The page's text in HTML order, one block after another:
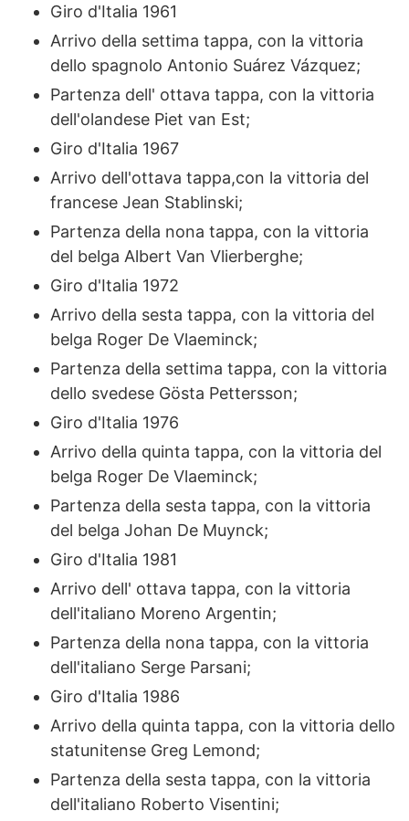
Giro d'Italia 1961
Arrivo della settima tappa, con la vittoria
dello spagnolo Antonio Suárez Vázquez;
Partenza dell' ottava tappa, con la vittoria
dell'olandese Piet van Est;
Giro d'Italia 1967
Arrivo dell'ottava tappa,con la vittoria del
francese Jean Stablinski;
Partenza della nona tappa, con la vittoria
del belga Albert Van Vlierberghe;
Giro d'Italia 1972
Arrivo della sesta tappa, con la vittoria del
belga Roger De Vlaeminck;
Partenza della settima tappa, con la vittoria
dello svedese Gösta Pettersson;
Giro d'Italia 1976
Arrivo della quinta tappa, con la vittoria del
belga Roger De Vlaeminck;
Partenza della sesta tappa, con la vittoria
del belga Johan De Muynck;
Giro d'Italia 1981
Arrivo dell' ottava tappa, con la vittoria
dell'italiano Moreno Argentin;
Partenza della nona tappa, con la vittoria
dell'italiano Serge Parsani;
Giro d'Italia 1986
Arrivo della quinta tappa, con la vittoria dello
statunitense Greg Lemond;
Partenza della sesta tappa, con la vittoria
dell'italiano Roberto Visentini;